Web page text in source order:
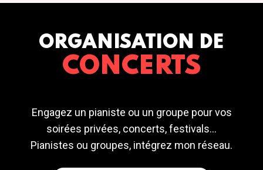
ORGANISATION DE
CONCERTS
Engagez un pianiste ou un groupe pour vos
soirées privées, concerts, festivals...
Pianistes ou groupes, intégrez mon réseau.